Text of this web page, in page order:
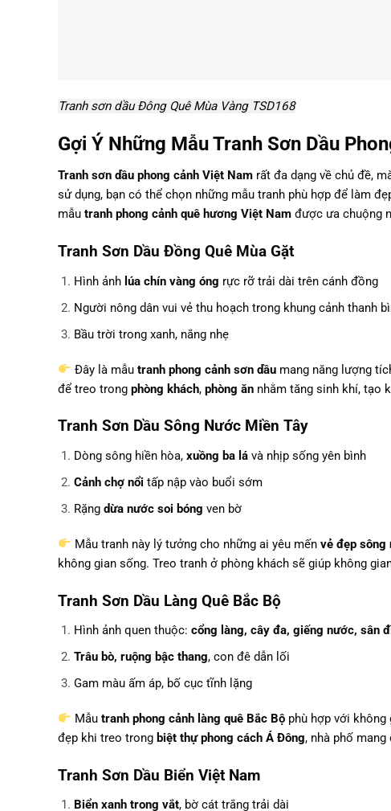
Tranh sơn dầu Đông Quê Mùa Vàng TSD168
Gợi Ý Những Mẫu Tranh Sơn Dầu
Tranh sơn dầu phong cảnh Việt Nam rất đa dạng về chủ đề,
sử dụng, bạn có thể chọn những mẫu tranh phù hợp để làm
mẫu tranh phong cảnh quê hương Việt Nam được ưa chuộng
Tranh Sơn Dầu Đồng Quê Mùa Gặt
Hình ảnh lúa chín vàng óng rực rỡ trải dài trên cánh đồng
Người nông dân vui vẻ thu hoạch trong khung cảnh thanh
Bầu trời trong xanh, nắng nhẹ
Đây là mẫutranh phong cảnh sơn dầu mang năng lượng
để treo trong phòng khách, phòng ăn nhằm tăng sinh khí, tạo
Tranh Sơn Dầu Sông Nước Miền Tây
Dòng sông hiền hòa, xuồng ba lávà nhịp sống yên bình
Cảnh chợ nổi tấp nập vào buổi sớm
Rặng dừa nước soi bóng ven bờ
Mẫu tranh này lý tưởng cho những ai yêu mếnvẻ đẹp sông
không gian sống. Treo tranh ở phòng khách sẽ giúp không
Tranh Sơn Dầu Làng Quê Bắc Bộ
Hình ảnh quen thuộc: cổng làng, cây đa, giếng nước, sân
Trâu bò, ruộng bậc thang, con đê dẫn lối
Gam màu ấm áp, bố cục tĩnh lặng
Mẫutranh phong cảnh làng quê Bắc Bộ phù hợp với
đẹp khi treo trong biệt thự phong cách Á Đông, nhà phố
Tranh Sơn Dầu Biển Việt Nam
Biển xanh trong vắt, bờ cát trắng trải dài